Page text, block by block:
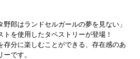
野郎はランドセルガールの夢を見ない」
トを使用したタペストリーが登場！
存分に楽しむことができる、存在感のあ
です。